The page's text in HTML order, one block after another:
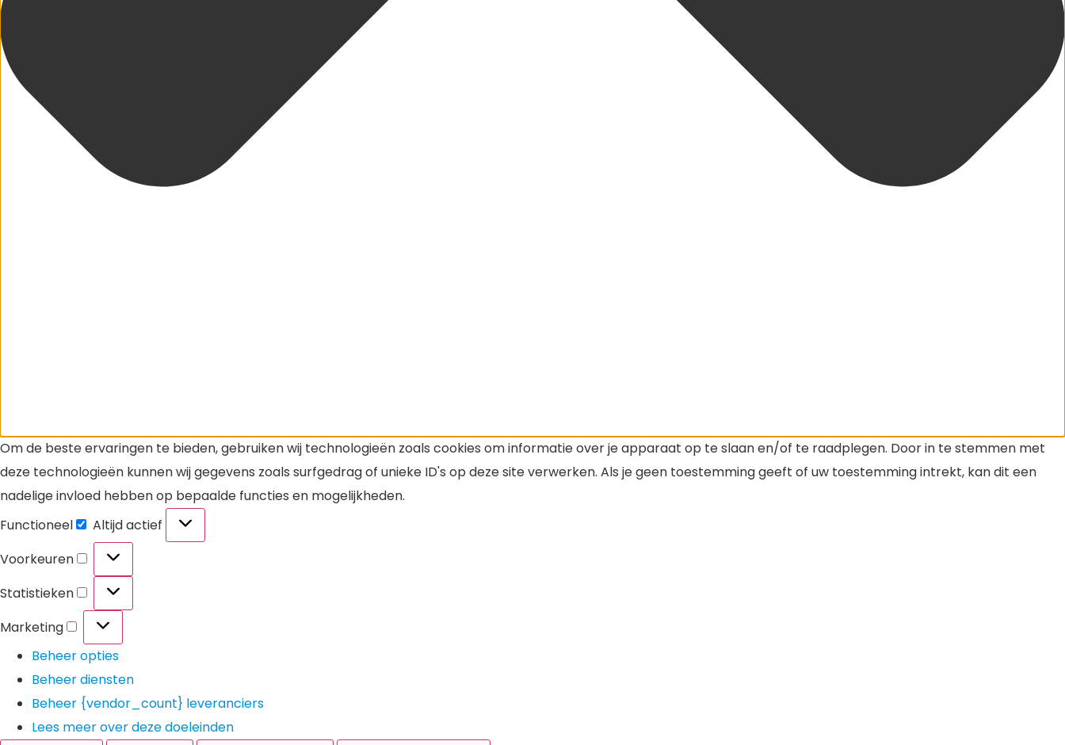
Om de beste ervaringen te bieden, gebruiken wij technologieën zoals cookies om informatie over je apparaat op te slaan en/of te raadplegen. Door in te stemmen met
deze technologieën kunnen wij gegevens zoals surfgedrag of unieke ID's op deze site verwerken. Als je geen toestemming geeft of uw toestemming intrekt, kan dit een
nadelige invloed hebben op bepaalde functies en mogelijkheden.
Functioneel
Altijd actief
Voorkeuren
Statistieken
Marketing
Beheer opties
Beheer diensten
Beheer {vendor_count} leveranciers
Lees meer over deze doeleinden